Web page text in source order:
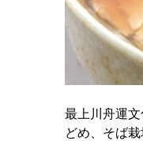
最上川舟運
どめ、そば